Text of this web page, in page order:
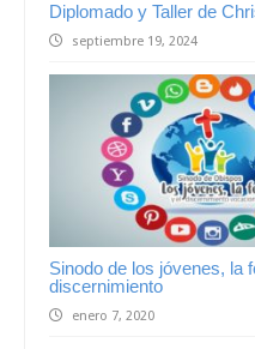
Diplomado y Taller de
septiembre 19, 2024
Sinodo de los jóvenes, la
discernimiento
enero 7, 2020